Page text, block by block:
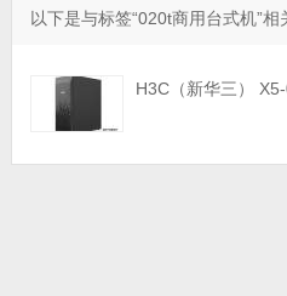
以下是与标签“020t商用台式机”相
H3C（新华三）